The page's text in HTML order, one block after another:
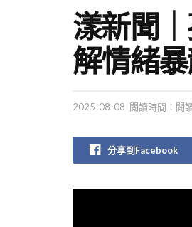
漾新聞
解情緒暴
2025-08-08 閱讀時間：閱
分享到Facebook